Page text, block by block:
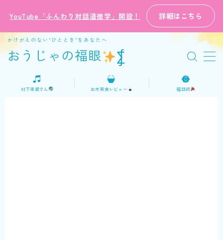
YouTube「ふんわり対話道徳学」開設！ 詳細はこちら
おうじゃの福眼 ⨋
かけがえのない“ひととき”をあなたへ
MENU
プロフィール
村下孝蔵さん お米実食レビュー 福話術